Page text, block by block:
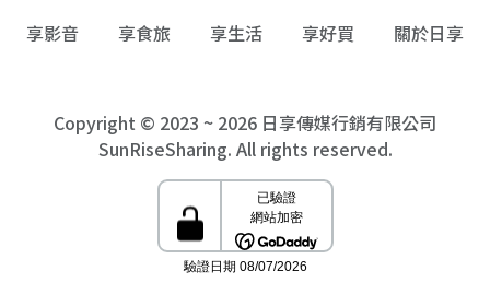
享影音 享食旅 享生活 享好買 關於日享
Copyright © 2023 ~ 2026 日享傳媒行銷有限公司
SunRiseSharing. All rights reserved.